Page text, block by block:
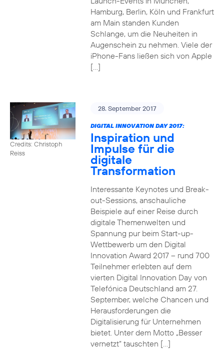
Hamburg, Berlin, Köln und Frankfurt
am Main standen Kunden
Schlange, um die Neuheiten in
Augenschein zu nehmen. Viele der
iPhone-Fans ließen sich von Apple
[…]
Credits: Christoph
Reiss
28. September 2017
DIGITAL INNOVATION DAY 2017:
Inspiration und
Impulse für die
digitale
Transformation
Interessante Keynotes und Break-
out-Sessions, anschauliche
Beispiele auf einer Reise durch
digitale Themenwelten und
Spannung pur beim Start-up-
Wettbewerb um den Digital
Innovation Award 2017 – rund 700
Teilnehmer erlebten auf dem
vierten Digital Innovation Day von
Telefónica Deutschland am 27.
September, welche Chancen und
Herausforderungen die
Digitalisierung für Unternehmen
bietet. Unter dem Motto „Besser
vernetzt“ tauschten […]